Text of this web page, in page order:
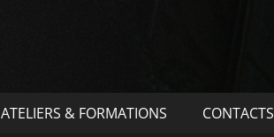
ATELIERS & FORMATIONS CONTACTS